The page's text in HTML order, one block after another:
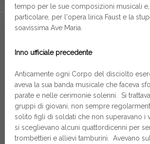
tempo per le sue composizioni musicali
particolare, per l'opera lirica Faust e la
soavissima Ave Maria.
Inno ufficiale precedente
Anticamente ogni Corpo del disciolto
aveva la sua banda musicale che faceva
parate e nelle cerimonie solenni. Si
gruppi di giovani, non sempre
solito figli di soldati che non superavano i
si sceglievano alcuni quattordicenni per
trombettieri e allievi tamburini. Avevano